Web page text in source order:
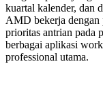
kuartal kalender, dan
AMD bekerja dengan
prioritas antrian pada
berbagai aplikasi
professional utama.